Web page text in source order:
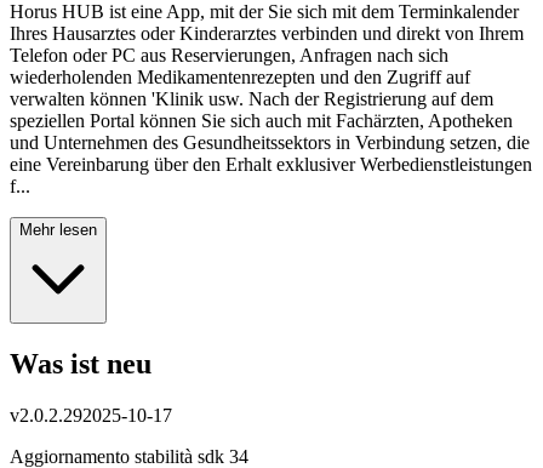
Horus HUB ist eine App, mit der Sie sich mit dem Terminkalender
Ihres Hausarztes oder Kinderarztes verbinden und direkt von Ihrem
Telefon oder PC aus Reservierungen, Anfragen nach sich
wiederholenden Medikamentenrezepten und den Zugriff auf
verwalten können 'Klinik usw. Nach der Registrierung auf dem
speziellen Portal können Sie sich auch mit Fachärzten, Apotheken
und Unternehmen des Gesundheitssektors in Verbindung setzen, die
eine Vereinbarung über den Erhalt exklusiver Werbedienstleistungen
f...
Mehr lesen
Was ist neu
v2.0.2.292025-10-17
Aggiornamento stabilità sdk 34